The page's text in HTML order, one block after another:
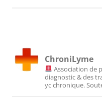
ChroniLyme
Association de
diagnostic & des
yc chronique.